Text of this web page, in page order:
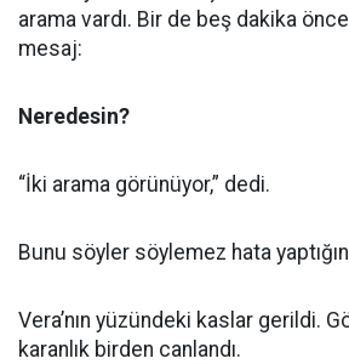
arama vardı. Bir de beş dakika
mesaj:
Neredesin?
“İki arama görünüyor,” dedi.
Bunu söyler söylemez hata
Vera’nın yüzündeki kaslar gerildi.
karanlık birden canlandı.